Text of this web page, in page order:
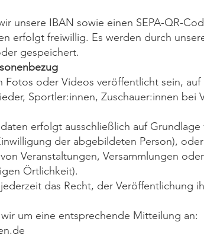
unsere IBAN sowie einen SEPA-QR-
erfolgt freiwillig. Es werden durch
gespeichert.
Fotos oder Videos veröffentlicht sein,
Sportler:innen, Zuschauer:innen bei
erfolgt ausschließlich auf Grundlage
der abgebildeten Person), oder
Veranstaltungen, Versammlungen
Örtlichkeit).
das Recht, der Veröffentlichung
um eine entsprechende Mitteilung an: